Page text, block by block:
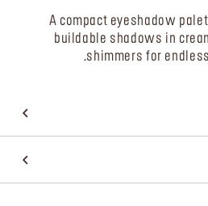
A compact eyeshadow
buildable shadows in
shimmers for